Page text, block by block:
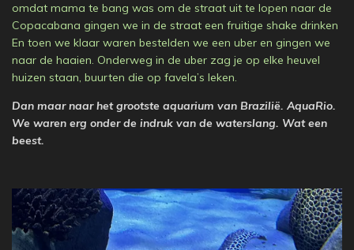
omdat mama te bang was om de straat uit te lopen naar de
Copacabana gingen we in de straat een fruitige shake drinken
En toen we klaar waren bestelden we een uber en gingen we
naar de haaien. Onderweg in de uber zag je op elke heuvel
huizen staan, buurten die op favela’s leken.
Dan maar naar het grootste aquarium van Brazilië. AquaRio.
We waren erg onder de indruk van de waterslang. Wat een
beest.